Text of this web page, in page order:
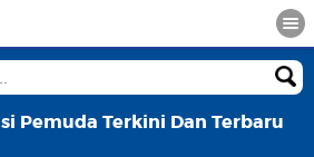
Pemuda Terkini Dan Terbaru